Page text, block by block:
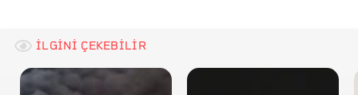
İLGİNİ ÇEKEBİLİR